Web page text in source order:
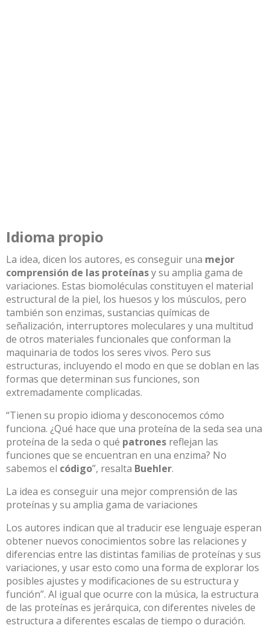
Idioma propio
La idea, dicen los autores, es conseguir una mejor
comprensión de las proteínasy su amplia gama de
variaciones. Estas biomoléculas constituyen el material
estructural de la piel, los huesos y los músculos, pero
también son enzimas, sustancias químicas de
señalización, interruptores moleculares y una multitud
de otros materiales funcionales que conforman la
maquinaria de todos los seres vivos. Pero sus
estructuras, incluyendo el modo en que se doblan en las
formas que determinan sus funciones, son
extremadamente complicadas.
“Tienen su propio idioma y desconocemos cómo
funciona. ¿Qué hace que una proteína de la seda sea una
proteína de la seda o qué patrones reflejan las
funciones que se encuentran en una enzima? No
sabemos el código”, resalta Buehler.
La idea es conseguir una mejor comprensión de las
proteínas y su amplia gama de variaciones
Los autores indican que al traducir ese lenguaje esperan
obtener nuevos conocimientos sobre las relaciones y
diferencias entre las distintas familias de proteínas y sus
variaciones, y usar esto como una forma de explorar los
posibles ajustes y modificaciones de su estructura y
función”. Al igual que ocurre con la música, la estructura
de las proteínas es jerárquica, con diferentes niveles de
estructura a diferentes escalas de tiempo o duración.